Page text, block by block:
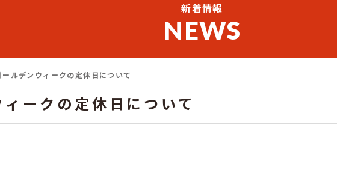
新着情報
NEWS
ールデンウィークの定休日について
ークの定休日について